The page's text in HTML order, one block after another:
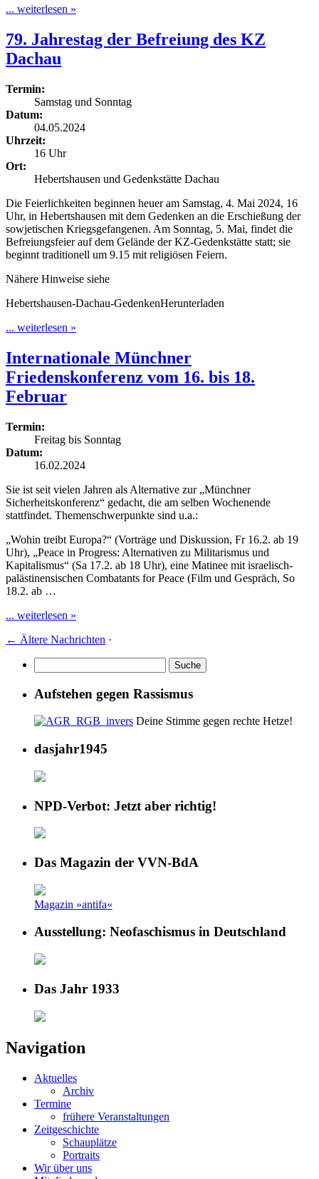
... weiterlesen »
79. Jahrestag der Befreiung des KZ
Dachau
Termin:
Samstag und Sonntag
Datum:
04.05.2024
Uhrzeit:
16 Uhr
Ort:
Hebertshausen und Gedenkstätte Dachau
Die Feierlichkeiten beginnen heuer am Samstag, 4. Mai 2024, 16
Uhr, in Hebertshausen mit dem Gedenken an die Erschießung der
sowjetischen Kriegsgefangenen. Am Sonntag, 5. Mai, findet die
Befreiungsfeier auf dem Gelände der KZ-Gedenkstätte statt; sie
beginnt traditionell um 9.15 mit religiösen Feiern.
Nähere Hinweise siehe
Hebertshausen-Dachau-GedenkenHerunterladen
... weiterlesen »
Internationale Münchner
Friedenskonferenz vom 16. bis 18.
Februar
Termin:
Freitag bis Sonntag
Datum:
16.02.2024
Sie ist seit vielen Jahren als Alternative zur „Münchner
Sicherheitskonferenz“ gedacht, die am selben Wochenende
stattfindet. Themenschwerpunkte sind u.a.:
„Wohin treibt Europa?“ (Vorträge und Diskussion, Fr 16.2. ab 19
Uhr), „Peace in Progress: Alternativen zu Militarismus und
Kapitalismus“ (Sa 17.2. ab 18 Uhr), eine Matinee mit israelisch-
palästinensischen Combatants for Peace (Film und Gespräch, So
18.2. ab …
... weiterlesen »
← Ältere Nachrichten ·
Aufstehen gegen Rassismus
Deine Stimme gegen rechte Hetze!
dasjahr1945
NPD-Verbot: Jetzt aber richtig!
Das Magazin der VVN-BdA
Magazin »antifa«
Ausstellung: Neofaschismus in Deutschland
Das Jahr 1933
Navigation
Aktuelles
Archiv
Termine
frühere Veranstaltungen
Zeitgeschichte
Schauplätze
Portraits
Wir über uns